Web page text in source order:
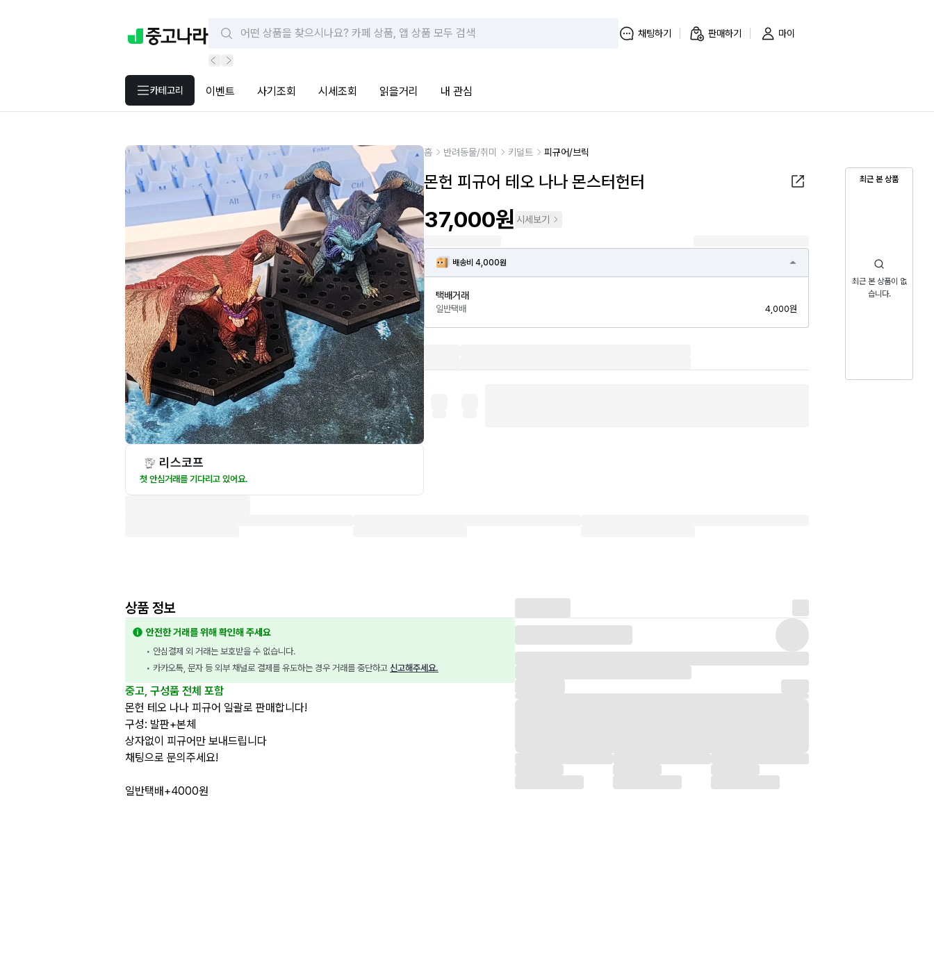
채팅하기 판매하기 마이
카테고리 이벤트 사기조회 시세조회 읽을거리 내 관심
최근 본 상품
최근 본 상품이 없
습니다.
리스코프
첫 안심거래를 기다리고 있어요.
홈 반려동물/취미 키덜트 피규어/브릭
몬헌 피규어 테오 나나 몬스터헌터
37,000원 시세보기
배송비 4,000원
택배거래
일반택배 4,000원
상품 정보
안전한 거래를 위해 확인해 주세요
• 안심결제 외 거래는 보호받을 수 없습니다.
• 카카오톡, 문자 등 외부 채널로 결제를 유도하는 경우 거래를 중단하고 신고해주세요.
중고, 구성품 전체 포함
몬헌 테오 나나 피규어 일괄로 판매합니다!
구성: 발판+본체
상자없이 피규어만 보내드립니다
채팅으로 문의주세요!
일반택배+4000원